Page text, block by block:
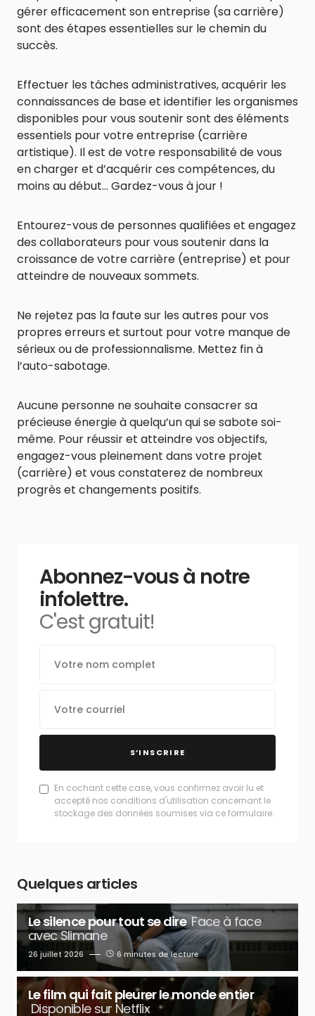
gérer efficacement son entreprise (sa carrière)
sont des étapes essentielles sur le chemin du
succès.
Effectuer les tâches administratives, acquérir les
connaissances de base et identifier les organismes
disponibles pour vous soutenir sont des éléments
essentiels pour votre entreprise (carrière
artistique). Il est de votre responsabilité de vous
en charger et d’acquérir ces compétences, du
moins au début… Gardez-vous à jour !
Entourez-vous de personnes qualifiées et engagez
des collaborateurs pour vous soutenir dans la
croissance de votre carrière (entreprise) et pour
atteindre de nouveaux sommets.
Ne rejetez pas la faute sur les autres pour vos
propres erreurs et surtout pour votre manque de
sérieux ou de professionnalisme. Mettez fin à
l’auto-sabotage.
Aucune personne ne souhaite consacrer sa
précieuse énergie à quelqu’un qui se sabote soi-
même. Pour réussir et atteindre vos objectifs,
engagez-vous pleinement dans votre projet
(carrière) et vous constaterez de nombreux
progrès et changements positifs.
Abonnez-vous à notre
infolettre.
C'est gratuit!
S’INSCRIRE
En cochant cette case, vous confirmez avoir lu et
accepté nos conditions d'utilisation concernant le
stockage des données soumises via ce formulaire.
Quelques articles
Le silence pour tout se dire Face à face
avec Slimane
26 juillet 2026 6 minutes de lecture
Le film qui fait pleurer le monde entier
Disponible sur Netflix